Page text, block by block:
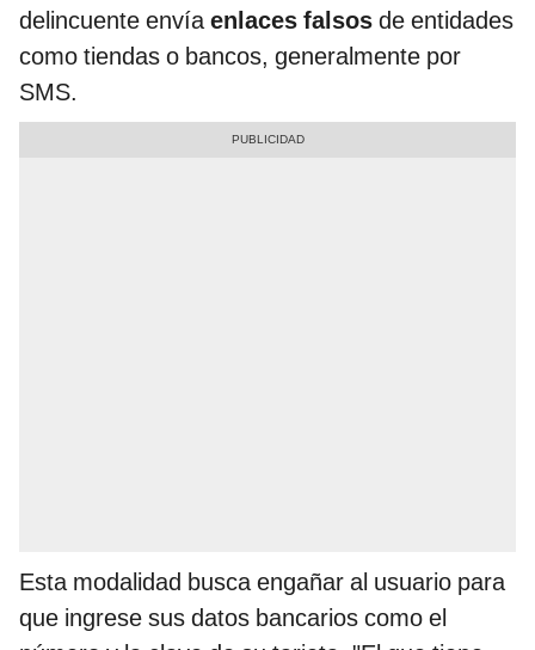
delincuente envíaenlaces falsos de entidades
como tiendas o bancos, generalmente por
SMS.
Esta modalidad busca engañar al usuario para
que ingrese sus datos bancarios como el